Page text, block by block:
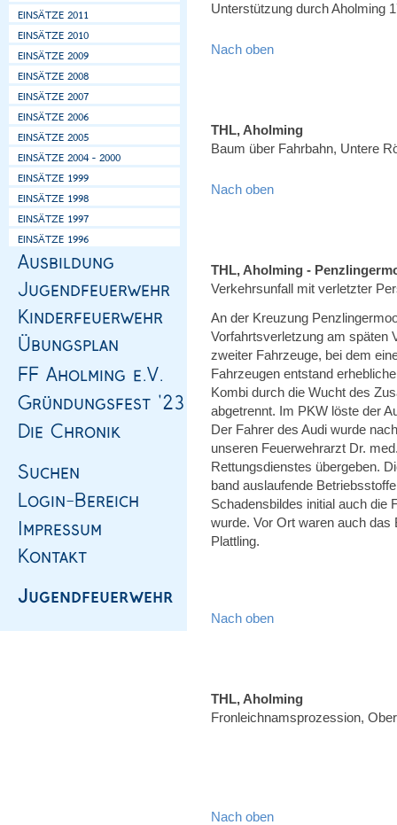
Unterstützung durch Aholming
Nach oben
THL, Aholming
Baum über Fahrbahn, Untere
Nach oben
THL, Aholming -
Verkehrsunfall mit verletzter
An der Kreuzung
Vorfahrtsverletzung am späten
zweiter Fahrzeuge, bei dem
Fahrzeugen entstand
Kombi durch die Wucht des
abgetrennt. Im PKW löste der
Der Fahrer des Audi wurde
unseren Feuerwehrarzt Dr.
Rettungsdienstes übergeben.
band auslaufende
Schadensbildes initial auch die
wurde. Vor Ort waren auch
Plattling.
Nach oben
THL, Aholming
Fronleichnamsprozession,
Nach oben